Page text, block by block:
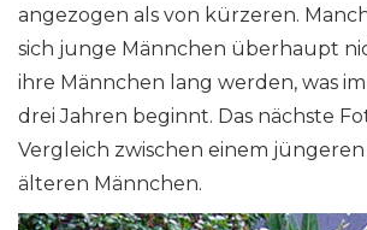
angezogen als von kürzeren.
sich junge Männchen überhaupt
ihre Männchen lang werden, was
drei Jahren beginnt. Das nächste
Vergleich zwischen einem
älteren Männchen.